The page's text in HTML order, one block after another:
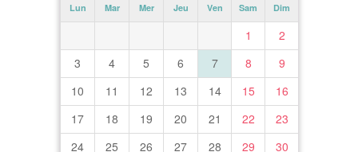
Lun Mar Mer Jeu Ven Sam Dim
1
2
3
4 5 6 7 8
9
10
11 12 13 14 15
16
17
18 19 20 21 22
23
24
25 26 27 28 29
30